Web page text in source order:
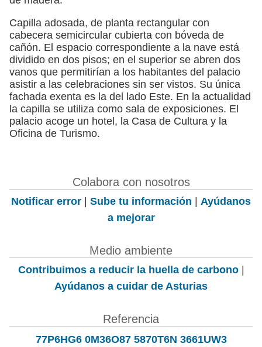
Capilla adosada, de planta rectangular con
cabecera semicircular cubierta con bóveda de
cañón. El espacio correspondiente a la nave está
dividido en dos pisos; en el superior se abren dos
vanos que permitirían a los habitantes del palacio
asistir a las celebraciones sin ser vistos. Su única
fachada exenta es la del lado Este. En la actualidad
la capilla se utiliza como sala de exposiciones. El
palacio acoge un hotel, la Casa de Cultura y la
Oficina de Turismo.
Colabora con nosotros
Notificar error | Sube tu información | Ayúdanos
a mejorar
Medio ambiente
Contribuimos a reducir la huella de carbono|
Ayúdanos a cuidar de Asturias
Referencia
77P6HG6 0M36O87 5870T6N 3661UW3